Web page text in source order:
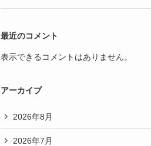
最近のコメント
表示できるコメントはありません。
アーカイブ
2026年8月
2026年7月